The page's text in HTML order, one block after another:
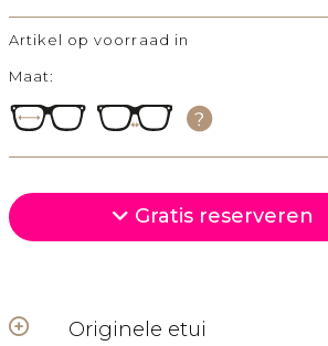
Artikel op voorraad in
Maat:
Gratis reserveren
Originele etui